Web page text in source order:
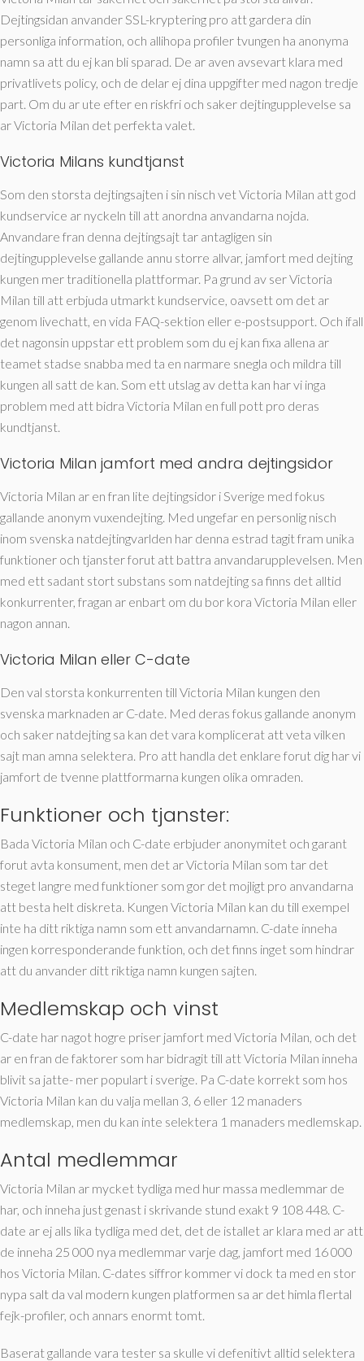
Dejtingsidan anvander SSL-kryptering pro att gardera din
personliga information, och allihopa profiler tvungen ha anonyma
namn sa att du ej kan bli sparad. De ar aven avsevart klara med
privatlivets policy, och de delar ej dina uppgifter med nagon tredje
part. Om du ar ute efter en riskfri och saker dejtingupplevelse sa
ar Victoria Milan det perfekta valet.
Victoria Milans kundtjanst
Som den storsta dejtingsajten i sin nisch vet Victoria Milan att god
kundservice ar nyckeln till att anordna anvandarna nojda.
Anvandare fran denna dejtingsajt tar antagligen sin
dejtingupplevelse gallande annu storre allvar, jamfort med dejting
kungen mer traditionella plattformar. Pa grund av ser Victoria
Milan till att erbjuda utmarkt kundservice, oavsett om det ar
genom livechatt, en vida FAQ-sektion eller e-postsupport. Och ifall
det nagonsin uppstar ett problem som du ej kan fixa allena ar
teamet stadse snabba med ta en narmare snegla och mildra till
kungen all satt de kan. Som ett utslag av detta kan har vi inga
problem med att bidra Victoria Milan en full pott pro deras
kundtjanst.
Victoria Milan jamfort med andra dejtingsidor
Victoria Milan ar en fran lite dejtingsidor i Sverige med fokus
gallande anonym vuxendejting. Med ungefar en personlig nisch
inom svenska natdejtingvarlden har denna estrad tagit fram unika
funktioner och tjanster forut att battra anvandarupplevelsen. Men
med ett sadant stort substans som natdejting sa finns det alltid
konkurrenter, fragan ar enbart om du bor kora Victoria Milan eller
nagon annan.
Victoria Milan eller C-date
Den val storsta konkurrenten till Victoria Milan kungen den
svenska marknaden ar C-date. Med deras fokus gallande anonym
och saker natdejting sa kan det vara komplicerat att veta vilken
sajt man amna selektera. Pro att handla det enklare forut dig har vi
jamfort de tvenne plattformarna kungen olika omraden.
Funktioner och tjanster:
Bada Victoria Milan och C-date erbjuder anonymitet och garant
forut avta konsument, men det ar Victoria Milan som tar det
steget langre med funktioner som gor det mojligt pro anvandarna
att besta helt diskreta. Kungen Victoria Milan kan du till exempel
inte ha ditt riktiga namn som ett anvandarnamn. C-date inneha
ingen korresponderande funktion, och det finns inget som hindrar
att du anvander ditt riktiga namn kungen sajten.
Medlemskap och vinst
C-date har nagot hogre priser jamfort med Victoria Milan, och det
ar en fran de faktorer som har bidragit till att Victoria Milan inneha
blivit sa jatte- mer populart i sverige. Pa C-date korrekt som hos
Victoria Milan kan du valja mellan 3, 6 eller 12 manaders
medlemskap, men du kan inte selektera 1 manaders medlemskap.
Antal medlemmar
Victoria Milan ar mycket tydliga med hur massa medlemmar de
har, och inneha just genast i skrivande stund exakt 9 108 448. C-
date ar ej alls lika tydliga med det, det de istallet ar klara med ar att
de inneha 25 000 nya medlemmar varje dag, jamfort med 16 000
hos Victoria Milan. C-dates siffror kommer vi dock ta med en stor
nypa salt da val modern kungen platformen sa ar det himla flertal
fejk-profiler, och annars enormt tomt.
Baserat gallande vara tester sa skulle vi defenitivt alltid selektera